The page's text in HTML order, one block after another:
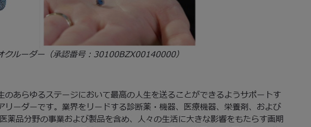
クルーダー（承認番号：30100BZX00140000）
のあらゆるステージにおいて最高の人生を送ることができるようサポートす
リーダーです。業界をリードする診断薬・機器、医療機器、栄養剤、および
薬品分野の事業および製品を含め、人々の生活に大きな影響をもたらす画期